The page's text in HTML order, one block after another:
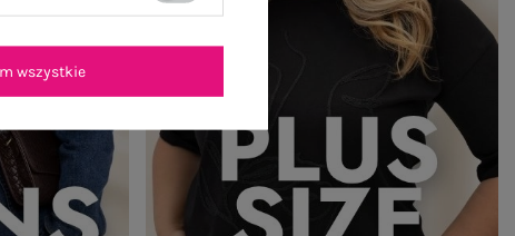
wszystkie